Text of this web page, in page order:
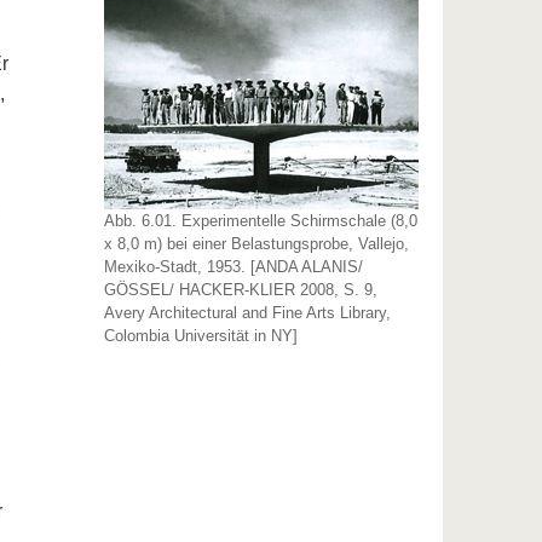
Abb. 6.01. Experimentelle Schirmschale (8,0
x 8,0 m) bei einer Belastungsprobe, Vallejo,
Mexiko-Stadt, 1953. [ANDA ALANIS/
GÖSSEL/ HACKER-KLIER 2008, S. 9,
Avery Architectural and Fine Arts Library,
Colombia Universität in NY]